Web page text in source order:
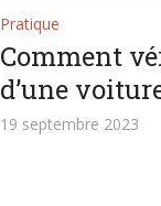
Pratique
Comment
d’une
19 septembre 2023